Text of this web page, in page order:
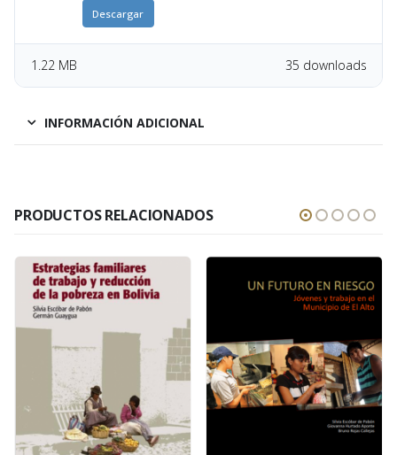
Descargar
35 downloads
1.22 MB
INFORMACIÓN ADICIONAL
PRODUCTOS RELACIONADOS